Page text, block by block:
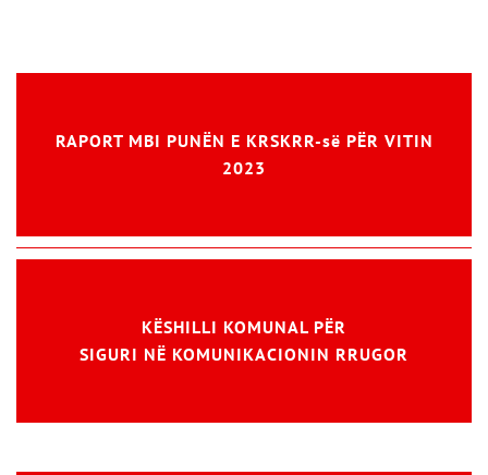
RAPORT MBI PUNËN E KRSKRR-së PËR VITIN
2023
KËSHILLI KOMUNAL PËR
SIGURI NË KOMUNIKACIONIN RRUGOR